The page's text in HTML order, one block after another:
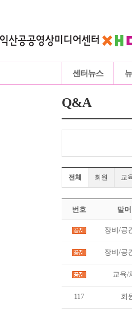
센터뉴스
Q&A
전체 회원 교
번호 말머
장비/공
장비/공
교육/
117 회